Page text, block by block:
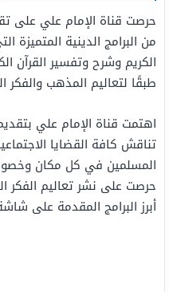
حرصت قناة الإمام علي على
من البرامج الدينية المتميزة
الكريم وشرح وتفسير القرآن
طبقًا لتعاليم المذهب
اهتمت قناة الإمام علي
تناقش كافة القضايا
المسلمين في كل مكان
حرصت على نشر تعاليم الفكر
أبرز البرامج المقدمة على